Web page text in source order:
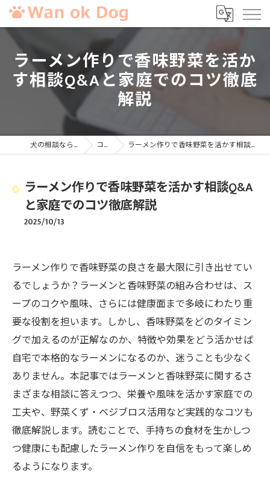
ラーメン作りで香味野菜を活か
す相談Q&Aと家庭でのコツ徹底
解説
犬の相談ならWan ok Dog コラム ラーメン作りで香味野菜を活かす相談Q&Aと家庭でのコツ徹底解説
ラーメン作りで香味野菜を活かす相談Q&A
と家庭でのコツ徹底解説
2025/10/13
ラーメン作りで香味野菜の良さを最大限に引き出せてい
るでしょうか？ラーメンと香味野菜の組み合わせは、ス
ープのコクや風味、さらには健康面まで多岐にわたり重
要な役割を担います。しかし、香味野菜をどのタイミン
グで加えるのが正解なのか、特徴や効果をどう活かせば
自宅で本格的なラーメンになるのか、迷うことも少なく
ありません。本記事ではラーメンと香味野菜に関するさ
まざまな相談に答えつつ、栄養や風味を活かす家庭での
工夫や、野菜くず・ベジブロス活用など実践的なコツも
徹底解説します。読むことで、手持ちの食材を生かしつ
つ健康にも配慮したラーメン作りを自信をもって楽しめ
るようになります。